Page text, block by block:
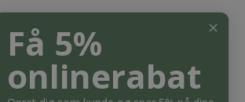
OS
10, DK-3650 Ølstykke
✕
Få 5%
onlinerabat